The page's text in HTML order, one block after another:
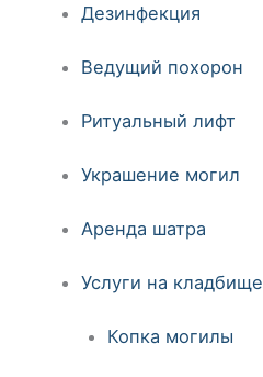
Дезинфекция
Ведущий похорон
Ритуальный лифт
Украшение могил
Аренда шатра
Услуги на кладбище
Копка могилы